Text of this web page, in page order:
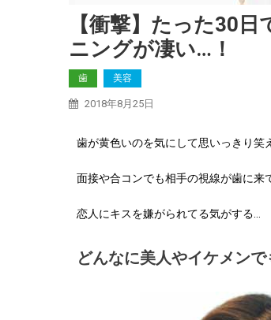
【衝撃】たった30
ニングが凄い…！
歯 美容
2018年8月25日
歯が黄色いのを気にして思いっきり笑
面接や合コンでも相手の視線が歯に来
恋人にキスを嫌がられてる気がする…
どんなに美人やイケメンで